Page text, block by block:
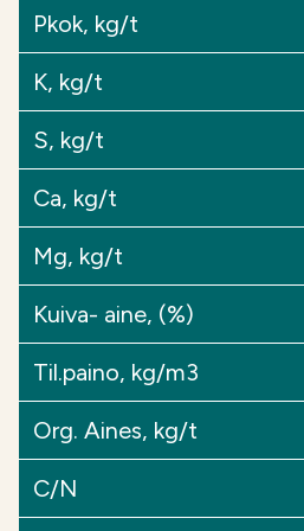
Ravinnekuitukäsitelty
huuhtoutumiselle alttiit
kasvien saatavilla ja
Soilfoodin Ravinnekuitu
lohkoille.
Ravinnekuitu sisältää
sivu- ja hivenravinteita.
olevat ravinteet ovat
Pkok, kg/t
K, kg/t
S, kg/t
Ca, kg/t
Mg, kg/t
Kuiva- aine, (%)
Til.paino, kg/m3
Org. Aines, kg/t
C/N